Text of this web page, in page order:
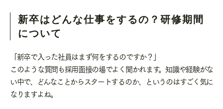
新卒はどんな仕事をするの？研修期間
について
「新卒で入った社員はまず何をするのですか？」
このような質問も採用面接の場でよく聞かれます。知識や経験がな
い中で、どんなことからスタートするのか、というのはすごく気に
なりますよね。